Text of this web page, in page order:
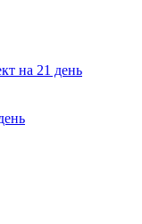
на 21 день